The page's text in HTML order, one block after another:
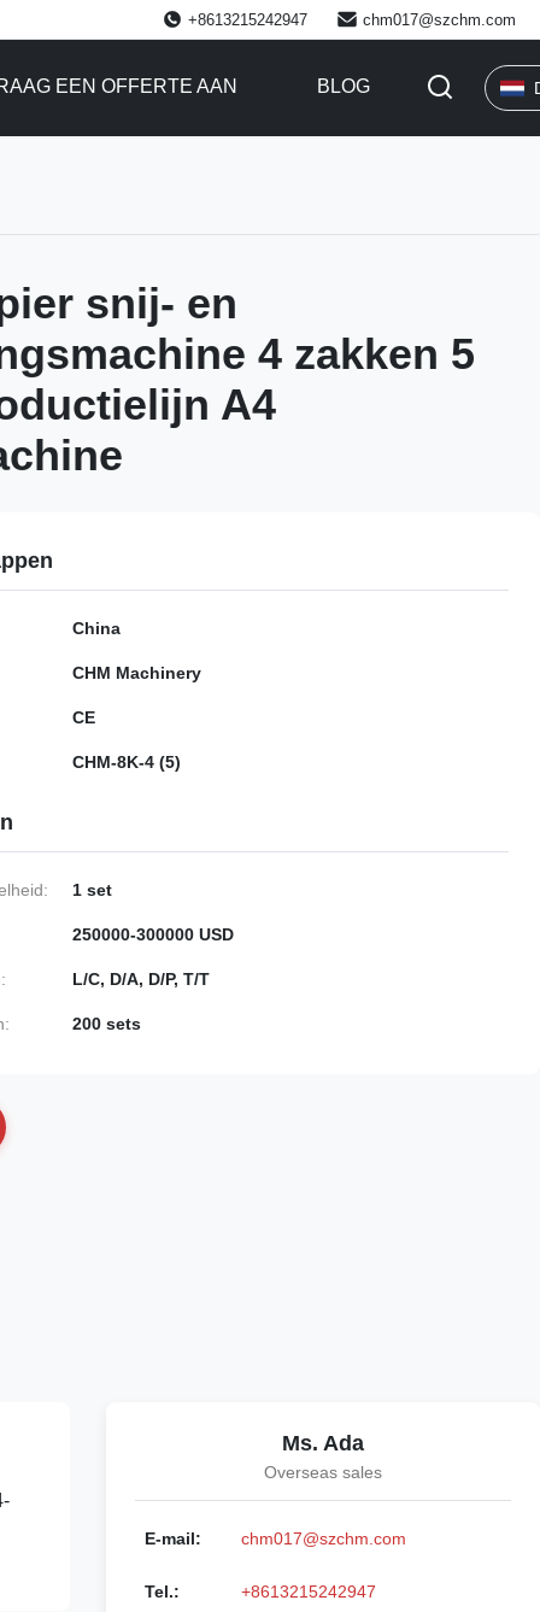
+8613215242947 chm017@szchm.com
EEN OFFERTE AAN BLOG
snij- en
4 zakken 5
A4
China
CHM Machinery
CE
CHM-8K-4 (5)
1 set
250000-300000 USD
L/C, D/A, D/P, T/T
200 sets
Ms. Ada
Overseas sales
E-mail: chm017@szchm.com
Tel.: +8613215242947